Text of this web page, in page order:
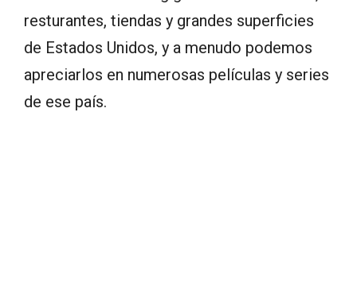
resturantes, tiendas y grandes superficies
de Estados Unidos, y a menudo podemos
apreciarlos en numerosas películas y series
de ese país.